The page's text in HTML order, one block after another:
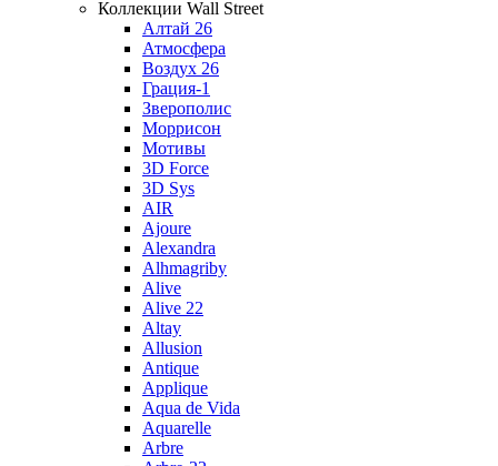
Коллекции Wall Street
Алтай 26
Атмосфера
Воздух 26
Грация-1
Зверополис
Моррисон
Мотивы
3D Force
3D Sys
AIR
Ajoure
Alexandra
Alhmagriby
Alive
Alive 22
Altay
Allusion
Antique
Applique
Aqua de Vida
Aquarelle
Arbre